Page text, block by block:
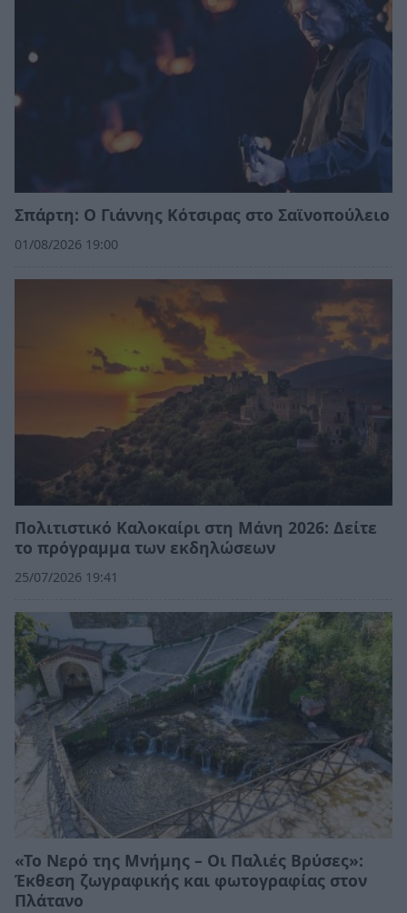
Σπάρτη: Ο Γιάννης Κότσιρας στο Σαϊνοπούλειο
01/08/2026 19:00
Πολιτιστικό Καλοκαίρι στη Μάνη 2026: Δείτε
το πρόγραμμα των εκδηλώσεων
25/07/2026 19:41
«Το Νερό της Μνήμης – Οι Παλιές Βρύσες»:
Έκθεση ζωγραφικής και φωτογραφίας στον
Πλάτανο